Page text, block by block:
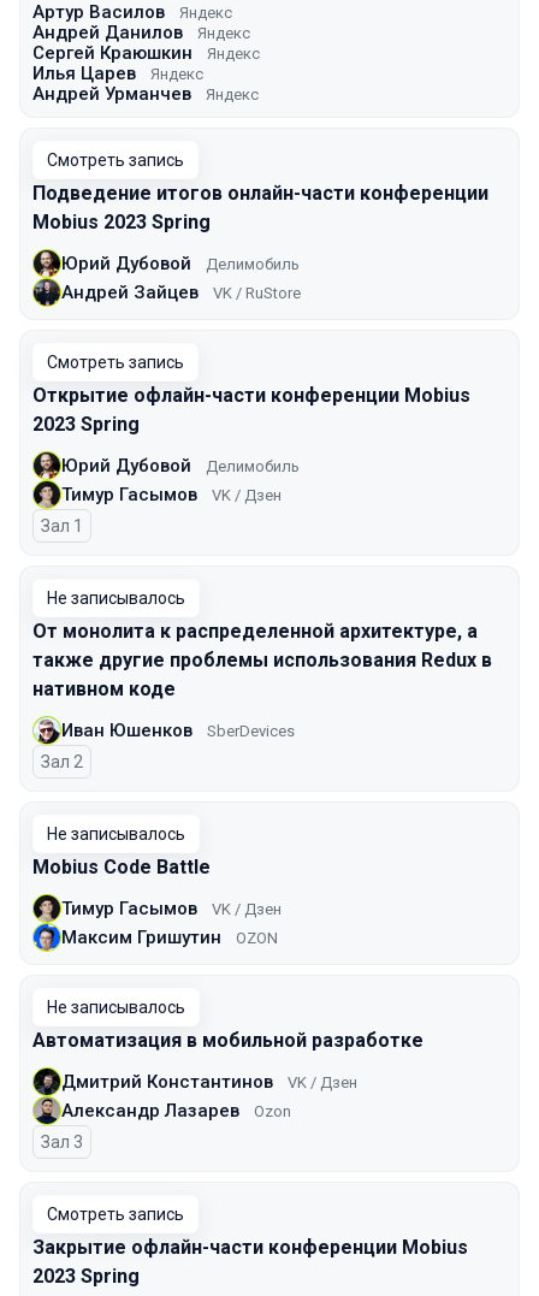
Артур Василов Яндекс
Андрей Данилов Яндекс
Сергей Краюшкин Яндекс
Илья Царев Яндекс
Андрей Урманчев Яндекс
Смотреть запись
Подведение итогов онлайн-части конференции
Mobius 2023 Spring
Юрий Дубовой Делимобиль
Андрей Зайцев VK / RuStore
Смотреть запись
Открытие офлайн-части конференции Mobius
2023 Spring
Юрий Дубовой Делимобиль
Тимур Гасымов VK / Дзен
Зал 1
Не записывалось
От монолита к распределенной архитектуре, а
также другие проблемы использования Redux в
нативном коде
Иван Юшенков SberDevices
Зал 2
Не записывалось
Mоbius Code Battle
Тимур Гасымов VK / Дзен
Максим Гришутин OZON
Не записывалось
Автоматизация в мобильной разработке
Дмитрий Константинов VK / Дзен
Александр Лазарев Ozon
Зал 3
Смотреть запись
Закрытие офлайн-части конференции Mobius
2023 Spring